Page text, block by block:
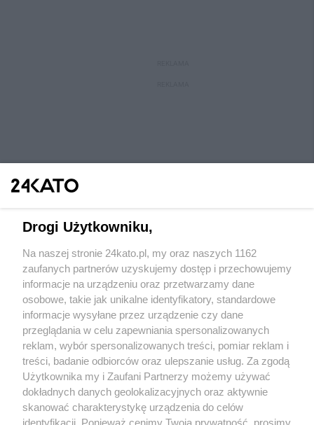
Wydawca mediów lokalnych
Nie zapomnij
zapoznać się z:
polityką prywatności regulamin korzystania z portali
Twojemiasto
Piekary Śląskie
Chorzów
Skontaktuj sięz nami
Kontakt
Wydawca
Drogi Użytkowniku,
Na naszej stronie 24kato.pl, my oraz naszych 1162
zaufanych partnerów uzyskujemy dostęp i przechowujemy
informacje na urządzeniu oraz przetwarzamy dane
osobowe, takie jak unikalne identyfikatory, standardowe
informacje wysyłane przez urządzenie czy dane
przeglądania w celu zapewniania spersonalizowanych
reklam, wybór spersonalizowanych treści, pomiar reklam i
treści, badanie odbiorców oraz ulepszanie usług. Za zgodą
Użytkownika my i Zaufani Partnerzy możemy używać
dokładnych danych geolokalizacyjnych oraz aktywnie
skanować charakterystykę urządzenia do celów
identyfikacji. Ponieważ cenimy Twoją prywatność, prosimy